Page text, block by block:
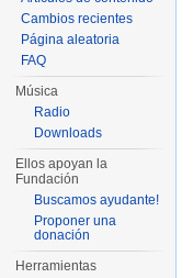
Cambios recientes
Página aleatoria
FAQ
Música
Radio
Downloads
Ellos apoyan la
Fundación
Buscamos ayudante!
Proponer una
donación
Herramientas